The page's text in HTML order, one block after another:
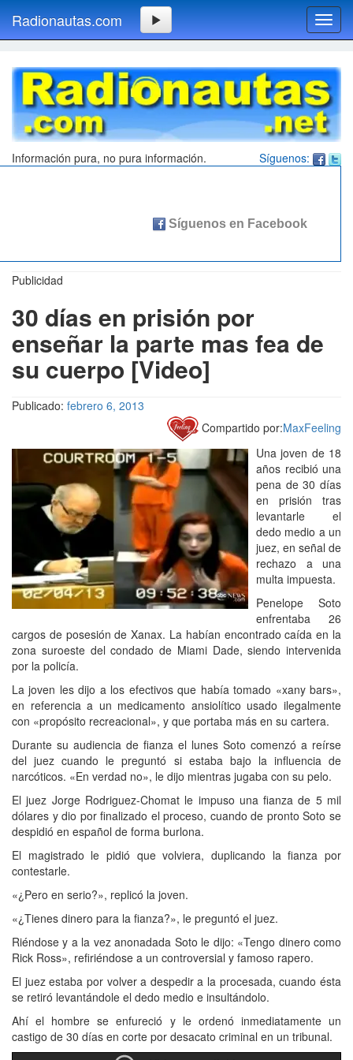
Radionautas.com
Síguenos:
Información pura, no pura información.
Publicidad
30 días en prisión por
enseñar la parte mas fea de
su cuerpo [Video]
Publicado: febrero 6, 2013
Compartido por:MaxFeeling
Una joven de 18
años recibió una
pena de 30 días
en prisión tras
levantarle el
dedo medio a un
juez, en señal de
rechazo a una
multa impuesta.
Penelope Soto
enfrentaba 26
cargos de posesión de Xanax. La habían encontrado caída en la
zona suroeste del condado de Miami Dade, siendo intervenida
por la policía.
La joven les dijo a los efectivos que había tomado «xany bars»,
en referencia a un medicamento ansiolítico usado ilegalmente
con «propósito recreacional», y que portaba más en su cartera.
Durante su audiencia de fianza el lunes Soto comenzó a reírse
del juez cuando le preguntó si estaba bajo la influencia de
narcóticos. «En verdad no», le dijo mientras jugaba con su pelo.
El juez Jorge Rodriguez-Chomat le impuso una fianza de 5 mil
dólares y dio por finalizado el proceso, cuando de pronto Soto se
despidió en español de forma burlona.
El magistrado le pidió que volviera, duplicando la fianza por
contestarle.
«¿Pero en serio?», replicó la joven.
«¿Tienes dinero para la fianza?», le preguntó el juez.
Riéndose y a la vez anonadada Soto le dijo: «Tengo dinero como
Rick Ross», refiriéndose a un controversial y famoso rapero.
El juez estaba por volver a despedir a la procesada, cuando ésta
se retiró levantándole el dedo medio e insultándolo.
Ahí el hombre se enfureció y le ordenó inmediatamente un
castigo de 30 días en corte por desacato criminal en un tribunal.